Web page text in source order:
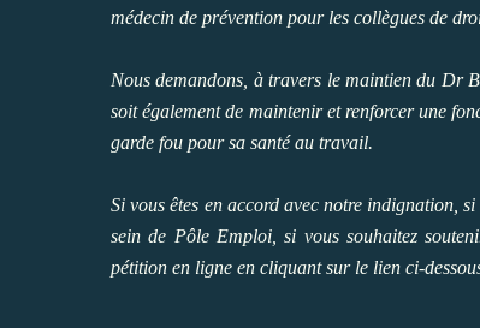
médecin de prévention pour les collègues de
Nous demandons, à travers le maintien du Dr
soit également de maintenir et renforcer une
garde fou pour sa santé au travail.
Si vous êtes en accord avec notre indignation,
sein de Pôle Emploi, si vous souhaitez
pétition en ligne en cliquant sur le lien ci-